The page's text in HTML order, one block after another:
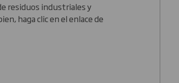
residuos industriales y
haga clic en el enlace de